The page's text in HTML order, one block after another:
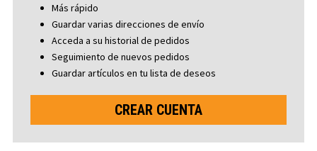
Más rápido
Guardar varias direcciones de envío
Acceda a su historial de pedidos
Seguimiento de nuevos pedidos
Guardar artículos en tu lista de deseos
CREAR CUENTA